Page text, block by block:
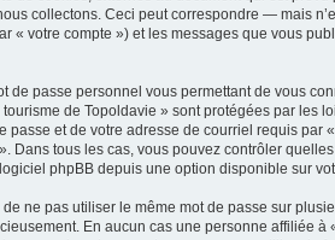
collectons. Ceci peut correspondre — mais
« votre compte ») et les messages que vous
passe personnel vous permettant de vous
de Topoldavie » sont protégées par les
et de votre adresse de courriel requis par
tous les cas, vous pouvez contrôler
phpBB depuis une option disponible sur
ne pas utiliser le même mot de passe sur
En aucun cas une personne affiliée à